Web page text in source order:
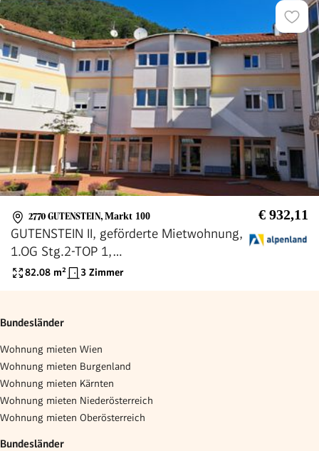
2770 GUTENSTEIN, Markt 100 € 932,11
GUTENSTEIN II, geförderte Mietwohnung,
1.OG Stg.2-TOP 1,
1000/00008340/00001101
82.08 m² 3 Zimmer
Bundesländer
Wohnung mieten Wien
Wohnung mieten Burgenland
Wohnung mieten Kärnten
Wohnung mieten Niederösterreich
Wohnung mieten Oberösterreich
Bundesländer